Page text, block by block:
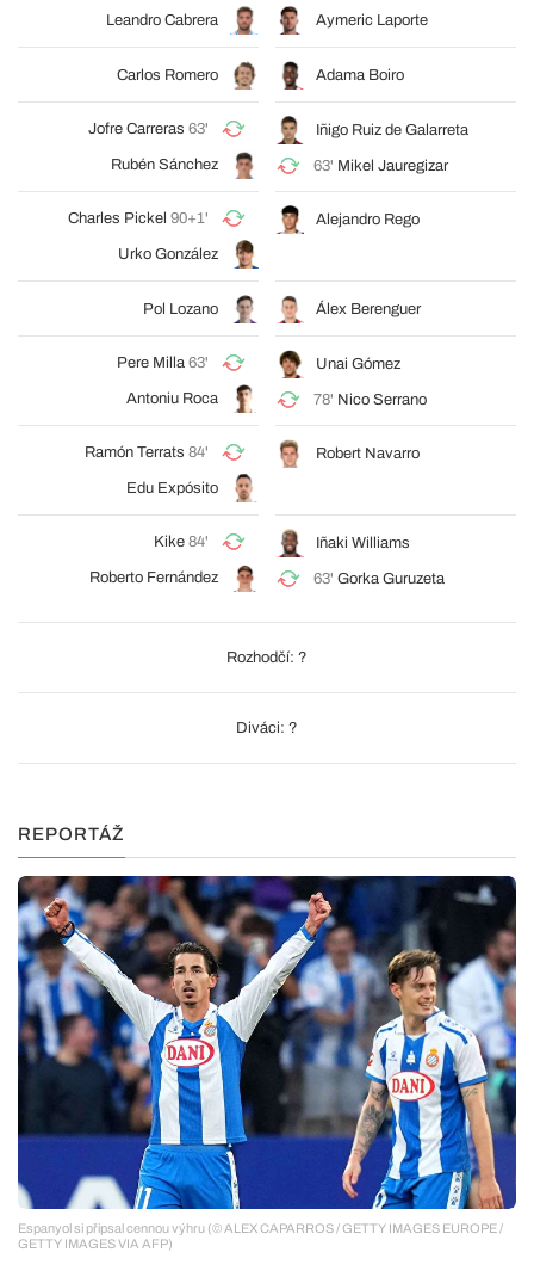
Leandro Cabrera Aymeric Laporte
Carlos Romero Adama Boiro
Jofre Carreras 63'
Rubén Sánchez
Iñigo Ruiz de Galarreta
63' Mikel Jauregizar
Charles Pickel 90+1'
Urko González
Alejandro Rego
Pol Lozano Álex Berenguer
Pere Milla 63'
Antoniu Roca
Unai Gómez
78' Nico Serrano
Ramón Terrats 84'
Edu Expósito
Robert Navarro
Kike 84'
Roberto Fernández
Iñaki Williams
63' Gorka Guruzeta
Rozhodčí: ?
Diváci: ?
REPORTÁŽ
Espanyol si připsal cennou výhru (© ALEX CAPARROS / GETTY IMAGES EUROPE /
GETTY IMAGES VIA AFP)